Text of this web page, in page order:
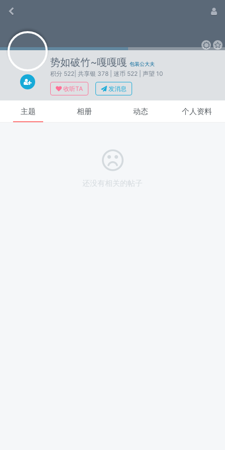
势如破竹~嘎嘎嘎 包装公大夫
积分 522 | 共享银 378 | 迷币 522
| 声望 10
收听TA
发消息
主题 相册 动态 个人资料
还没有相关的帖子